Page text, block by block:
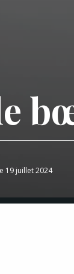
19 juillet 2024